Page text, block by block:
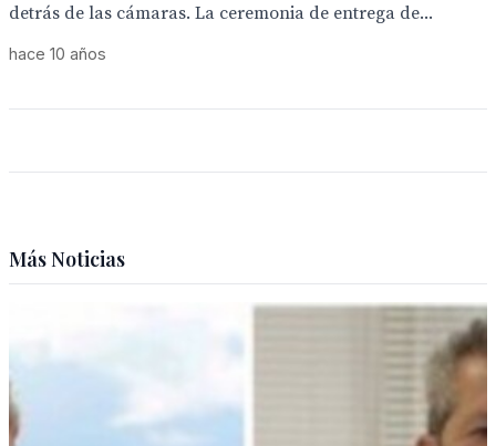
detrás de las cámaras. La ceremonia de entrega de...
hace 10 años
Más Noticias